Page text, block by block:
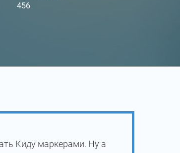
456
Киду маркерами. Ну а